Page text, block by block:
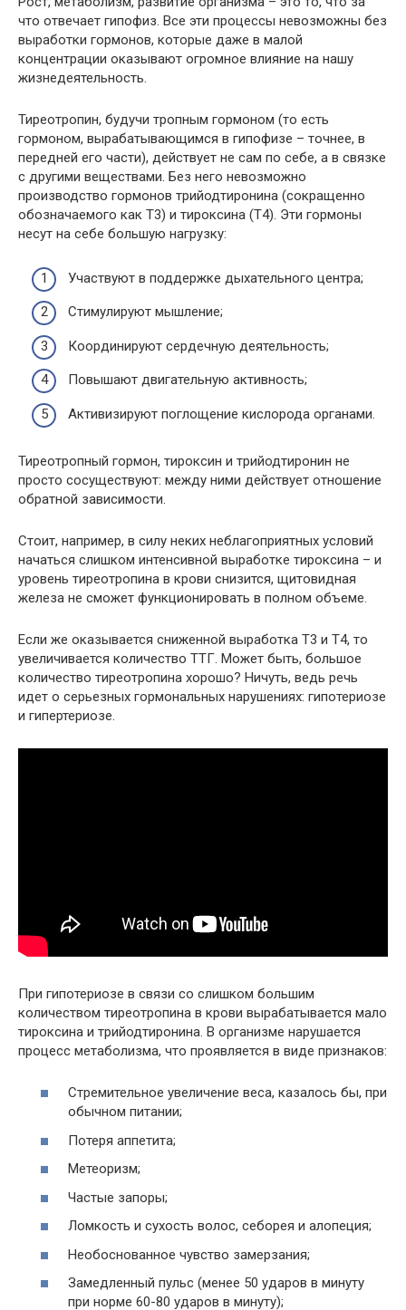
что отвечает гипофиз. Все эти процессы невозможны без
выработки гормонов, которые даже в малой
концентрации оказывают огромное влияние на нашу
жизнедеятельность.
Тиреотропин, будучи тропным гормоном (то есть
гормоном, вырабатывающимся в гипофизе – точнее, в
передней его части), действует не сам по себе, а в связке
с другими веществами. Без него невозможно
производство гормонов трийодтиронина (сокращенно
обозначаемого как Т3) и тироксина (Т4). Эти гормоны
несут на себе большую нагрузку:
Участвуют в поддержке дыхательного центра;
Стимулируют мышление;
Координируют сердечную деятельность;
Повышают двигательную активность;
Активизируют поглощение кислорода органами.
Тиреотропный гормон, тироксин и трийодтиронин не
просто сосуществуют: между ними действует отношение
обратной зависимости.
Стоит, например, в силу неких неблагоприятных условий
начаться слишком интенсивной выработке тироксина – и
уровень тиреотропина в крови снизится, щитовидная
железа не сможет функционировать в полном объеме.
Если же оказывается сниженной выработка Т3 и Т4, то
увеличивается количество ТТГ. Может быть, большое
количество тиреотропина хорошо? Ничуть, ведь речь
идет о серьезных гормональных нарушениях: гипотериозе
и гипертериозе.
При гипотериозе в связи со слишком большим
количеством тиреотропина в крови вырабатывается мало
тироксина и трийодтиронина. В организме нарушается
процесс метаболизма, что проявляется в виде признаков:
Стремительное увеличение веса, казалось бы, при
обычном питании;
Потеря аппетита;
Метеоризм;
Частые запоры;
Ломкость и сухость волос, себорея и алопеция;
Необоснованное чувство замерзания;
Замедленный пульс (менее 50 ударов в минуту
при норме 60-80 ударов в минуту);